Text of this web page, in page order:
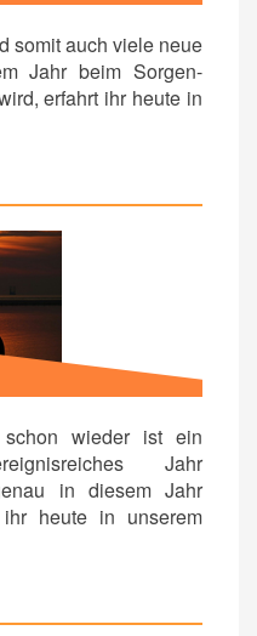
somit auch viele neue
Jahr beim Sorgen-
erfahrt ihr heute in
wieder ist ein
Jahr
in diesem Jahr
heute in unserem